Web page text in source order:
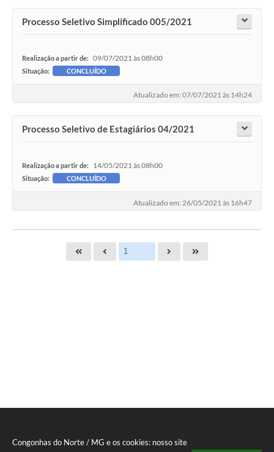
Congonhas do Norte / MG e os cookies: nosso site
Processo Seletivo Simplificado 005/2021
Realização a partir de: 09/07/2021 às 08h00
Situação: CONCLUÍDO
Atualizado em: 07/07/2021 às 14h24
Processo Seletivo de Estagiários 04/2021
Realização a partir de: 14/05/2021 às 08h00
Situação: CONCLUÍDO
Atualizado em: 26/05/2021 às 16h47